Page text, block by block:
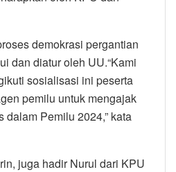
demokrasi pergantian
dan diatur oleh UU.“Kami
sosialisasi ini peserta
pemilu untuk mengajak
dalam Pemilu 2024,” kata
juga hadir Nurul dari KPU